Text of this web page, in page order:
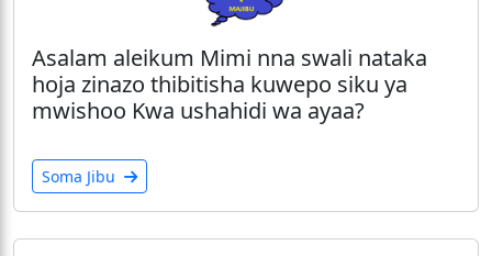
Asalam aleikum Mimi nna swali nataka
hoja zinazo thibitisha kuwepo siku ya
mwishoo Kwa ushahidi wa ayaa?
Soma Jibu